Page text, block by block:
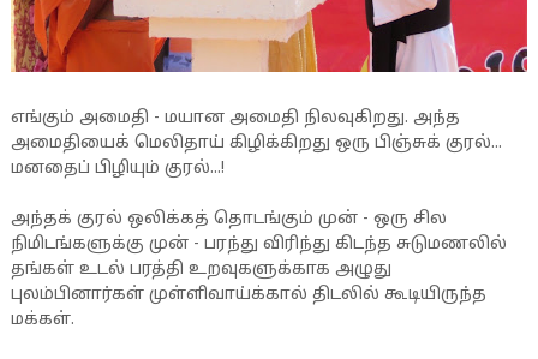
எங்கும் அமைதி - மயான அமைதி நிலவுகிறது. அந்த
அமைதியைக் மெலிதாய் கிழிக்கிறது ஒரு பிஞ்சுக் குரல்...
மனதைப் பிழியும் குரல்...!
அந்தக் குரல் ஒலிக்கத் தொடங்கும் முன் - ஒரு சில
நிமிடங்களுக்கு முன் - பரந்து விரிந்து கிடந்த சுடுமணலில்
தங்கள் உடல் பரத்தி உறவுகளுக்காக அழுது
புலம்பினார்கள் முள்ளிவாய்க்கால் திடலில் கூடியிருந்த
மக்கள்.